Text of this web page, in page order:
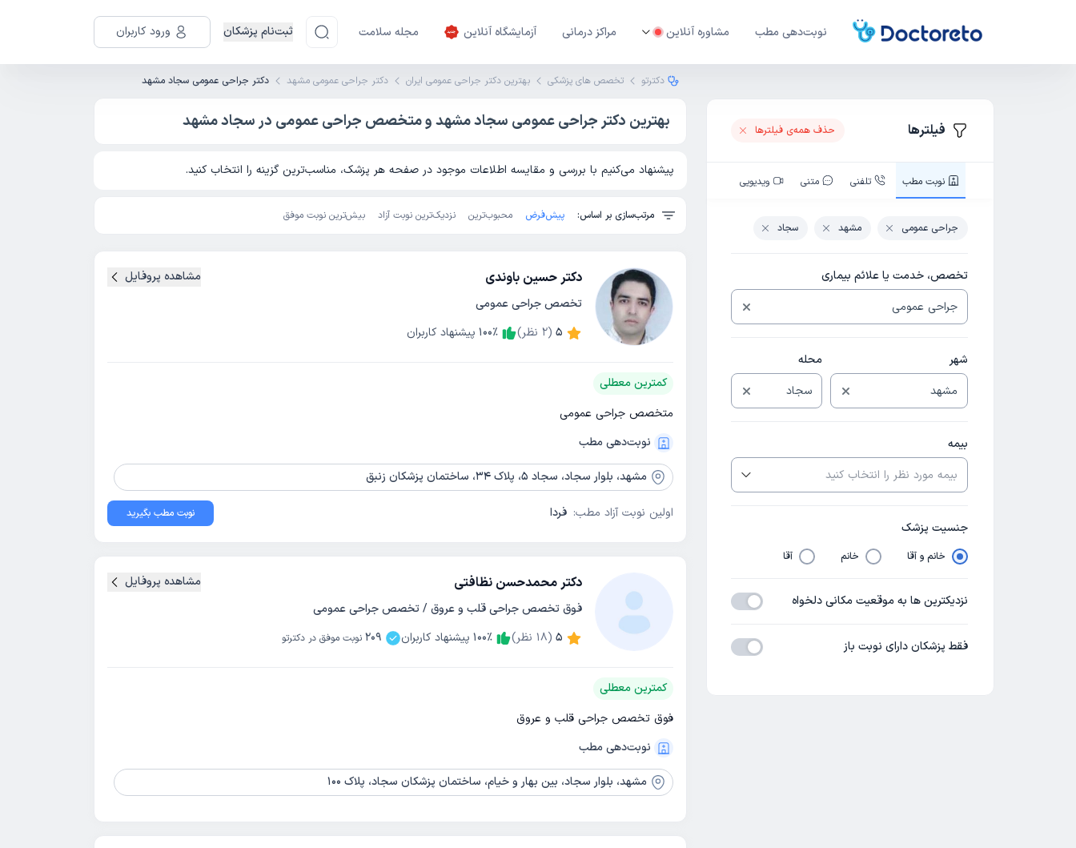
نوبت‌دهی مطب مشاوره آنلاین مراکز درمانی آزمایشگاه آنلاین مجله سلامت ثبت‌نام پزشکان ورود کاربران
دکترتو تخصص های پزشکی بهترین دکتر جراحی عمومی ایران دکتر جراحی عمومی مشهد دکتر جراحی عمومی سجاد مشهد
بهترین دکتر جراحی عمومی سجاد مشهد و متخصص جراحی عمومی در سجاد مشهد
پیشنهاد می‌کنیم با بررسی و مقایسه اطلاعات موجود در صفحه هر پزشک، مناسب‌ترین گزینه را انتخاب کنید.
مرتب‌سازی بر اساس: پیش‌فرض محبوب‌ترین نزدیک‌ترین نوبت آزاد بیش‌ترین نوبت موفق
دکتر حسین باوندی
تخصص جراحی عمومی
5
(
2 نظر) 100٪ پیشنهاد کاربران
مشاهده پروفایل
کمترین معطلی
متخصص جراحی عمومی
نوبت‌دهی مطب
مشهد، بلوار سجاد، سجاد 5، پلاک 34، ساختمان پزشکان زنبق
اولین نوبت آزاد مطب: فردا نوبت مطب بگیرید
دکتر محمدحسن نظافتی
فوق تخصص جراحی قلب و عروق / تخصص جراحی عمومی
5
(
18 نظر) 100٪ پیشنهاد کاربران 209 نوبت موفق در دکترتو
مشاهده پروفایل
کمترین معطلی
فوق تخصص جراحی قلب و عروق
نوبت‌دهی مطب
مشهد، بلوار سجاد، بین بهار و خیام، ساختمان پزشکان سجاد، پلاک 100
فیلترها حذف همه‌ی فیلتر‌ها
نوبت‌ مطب تلفنی متنی ویدیویی
جراحی عمومی مشهد سجاد
تخصص، خدمت یا علائم بیماری
شهر محله
بیمه
جنسیت پزشک
خانم و آقا خانم آقا
نزدیکترین ها به موقعیت مکانی دلخواه
فقط پزشکان دارای نوبت باز